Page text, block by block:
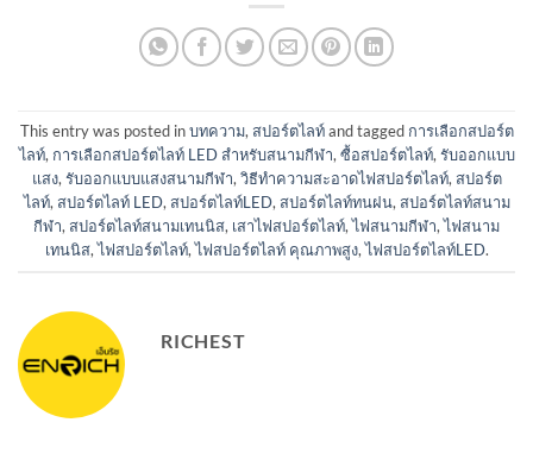
This entry was posted inบทความ, สปอร์ตไลท์and tagged การเลือกสปอร์ต
ไลท์, การเลือกสปอร์ตไลท์ LED สำหรับสนามกีฬา,ซื้อสปอร์ตไลท์,รับออกแบบ
แสง,รับออกแบบแสงสนามกีฬา,วิธีทำความสะอาดไฟสปอร์ตไลท์, สปอร์ต
ไลท์, สปอร์ตไลท์ LED, สปอร์ตไลท์LED, สปอร์ตไลท์ทนฝน, สปอร์ตไลท์สนาม
กีฬา, สปอร์ตไลท์สนามเทนนิส, เสาไฟสปอร์ตไลท์,ไฟสนามกีฬา,ไฟสนาม
เทนนิส,ไฟสปอร์ตไลท์,ไฟสปอร์ตไลท์ คุณภาพสูง,ไฟสปอร์ตไลท์LED.
RICHEST